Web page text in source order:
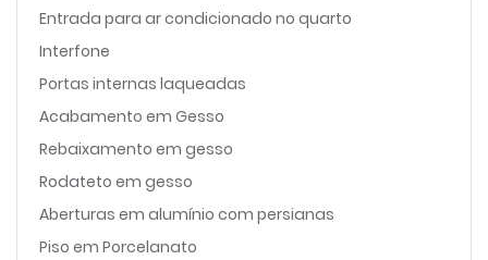
Entrada para ar condicionado no quarto
Interfone
Portas internas laqueadas
Acabamento em Gesso
Rebaixamento em gesso
Rodateto em gesso
Aberturas em alumínio com persianas
Piso em Porcelanato